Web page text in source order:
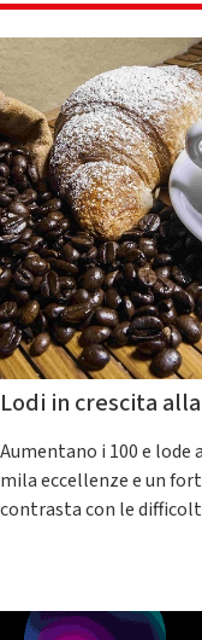
Lodi in crescita
Aumentano i 100 e
mila eccellenze e un
contrasta con le